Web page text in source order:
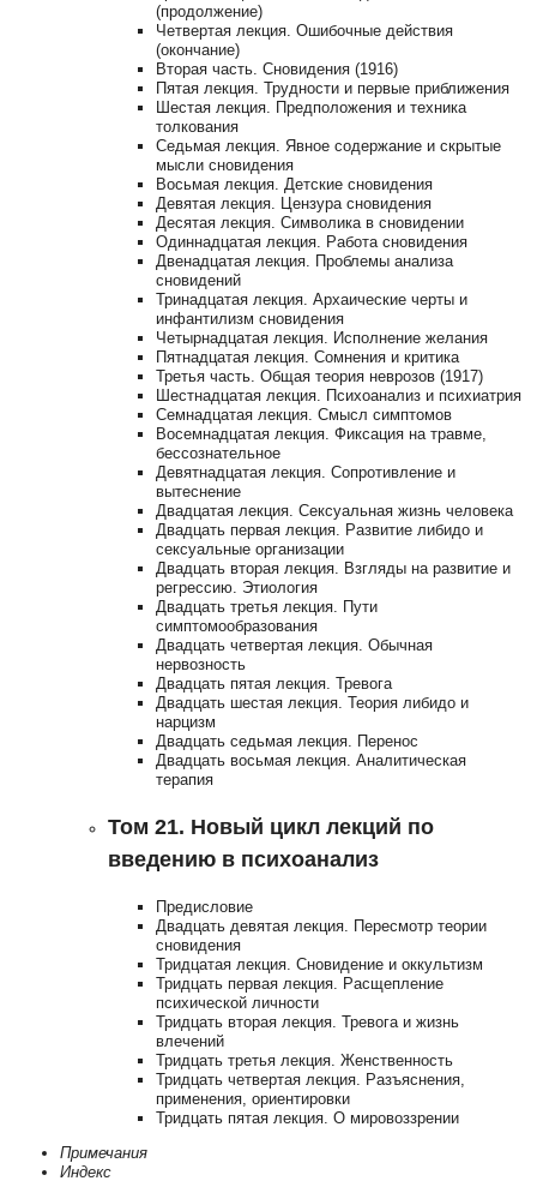
(продолжение)
Четвертая лекция. Ошибочные действия
(окончание)
Вторая часть. Сновидения (1916)
Пятая лекция. Трудности и первые приближения
Шестая лекция. Предположения и техника
толкования
Седьмая лекция. Явное содержание и скрытые
мысли сновидения
Восьмая лекция. Детские сновидения
Девятая лекция. Цензура сновидения
Десятая лекция. Символика в сновидении
Одиннадцатая лекция. Работа сновидения
Двенадцатая лекция. Проблемы анализа
сновидений
Тринадцатая лекция. Архаические черты и
инфантилизм сновидения
Четырнадцатая лекция. Исполнение желания
Пятнадцатая лекция. Сомнения и критика
Третья часть. Общая теория неврозов (1917)
Шестнадцатая лекция. Психоанализ и психиатрия
Семнадцатая лекция. Смысл симптомов
Восемнадцатая лекция. Фиксация на травме,
бессознательное
Девятнадцатая лекция. Сопротивление и
вытеснение
Двадцатая лекция. Сексуальная жизнь человека
Двадцать первая лекция. Развитие либидо и
сексуальные организации
Двадцать вторая лекция. Взгляды на развитие и
регрессию. Этиология
Двадцать третья лекция. Пути
симптомообразования
Двадцать четвертая лекция. Обычная
нервозность
Двадцать пятая лекция. Тревога
Двадцать шестая лекция. Теория либидо и
нарцизм
Двадцать седьмая лекция. Перенос
Двадцать восьмая лекция. Аналитическая
терапия
Том 21. Новый цикл лекций по
введению в психоанализ
Предисловие
Двадцать девятая лекция. Пересмотр теории
сновидения
Тридцатая лекция. Сновидение и оккультизм
Тридцать первая лекция. Расщепление
психической личности
Тридцать вторая лекция. Тревога и жизнь
влечений
Тридцать третья лекция. Женственность
Тридцать четвертая лекция. Разъяснения,
применения, ориентировки
Тридцать пятая лекция. О мировоззрении
Примечания
Индекс